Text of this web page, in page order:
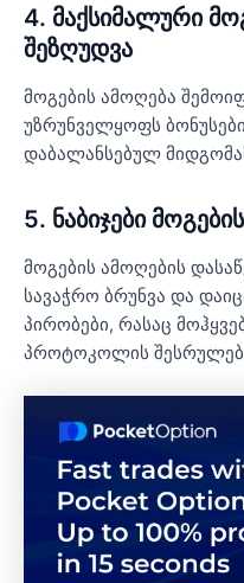
4. მაქსიმალური
შეზღუდვა
მოგების ამოღება
უზრუნველყოფს
დაბალანსებულ
5. ნაბიჯები
მოგების ამოღების
სავაჭრო ბრუნვა და
პირობები, რასაც
პროტოკოლის